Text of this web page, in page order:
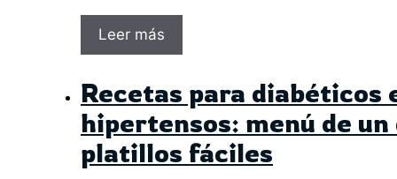
Leer más
Recetas para diabéticos
hipertensos: menú de un
platillos fáciles